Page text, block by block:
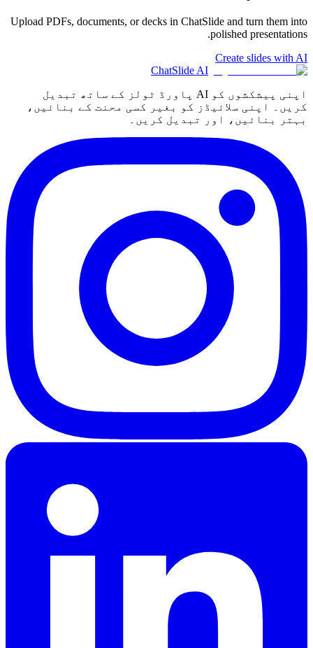
Upload PDFs, documents, or decks in ChatSlide and turn them into
polished presentations.
Create slides with AI
ChatSlide AI
اپنی پیشکشوں کو AI پاورڈ ٹولز کے ساتھ تبدیل
کریں۔ اپنی سلائیڈز کو بغیر کسی محنت کے بنائیں،
بہتر بنائیں، اور تبدیل کریں۔